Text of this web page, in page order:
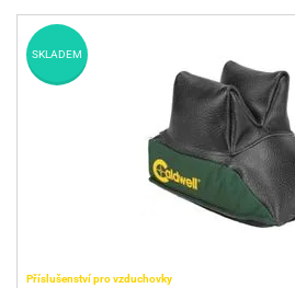
Příslušenství pro vzduchovky
SKLADEM